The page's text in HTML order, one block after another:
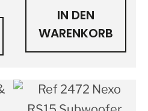
IN DEN
WARENKORB